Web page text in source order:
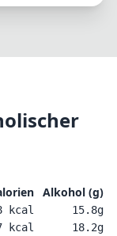
Alkohol (g)
kcal 15.8g
kcal 18.2g